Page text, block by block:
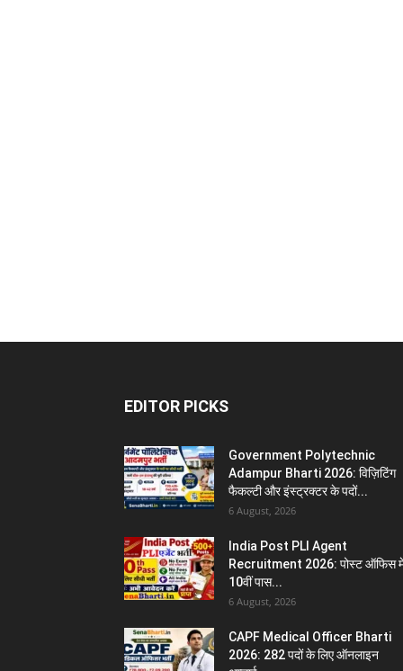
EDITOR PICKS
Government Polytechnic
Adampur Bharti 2026: विज़िटिंग
फैकल्टी और इंस्ट्रक्टर के पदों...
6 August, 2026
India Post PLI Agent
Recruitment 2026: पोस्ट ऑफिस
10वीं पास...
6 August, 2026
CAPF Medical Officer Bharti
2026: 282 पदों के लिए ऑनलाइन